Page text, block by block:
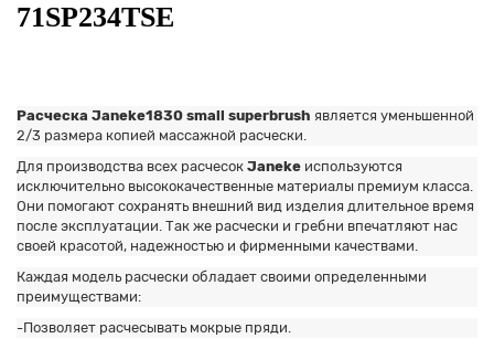
71SP234TSE
Расческа Janeke1830 small superbrush является уменьшенной
2/3 размера копией массажной расчески.
Для производства всех расчесок Janeke используются
исключительно высококачественные материалы премиум класса.
Они помогают сохранять внешний вид изделия длительное время
после экcплуатации. Так же расчески и гребни впечатляют нас
своей красотой, надежностью и фирменными качествами.
Каждая модель расчески обладает своими определенными
преимуществами:
-Позволяет расчесывать мокрые пряди.